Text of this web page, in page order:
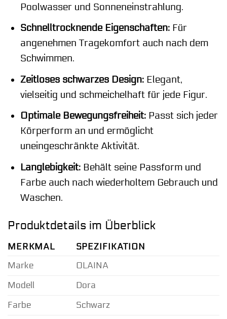
Poolwasser und Sonneneinstrahlung.
Schnelltrocknende Eigenschaften:Für
angenehmen Tragekomfort auch nach dem
Schwimmen.
Zeitloses schwarzes Design:Elegant,
vielseitig und schmeichelhaft für jede Figur.
Optimale Bewegungsfreiheit:Passt sich jeder
Körperform an und ermöglicht
uneingeschränkte Aktivität.
Langlebigkeit:Behält seine Passform und
Farbe auch nach wiederholtem Gebrauch und
Waschen.
Produktdetails im Überblick
MERKMAL
SPEZIFIKATION
Marke
OLAINA
Modell
Dora
Farbe
Schwarz